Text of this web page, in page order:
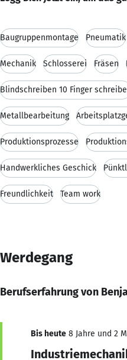
Baugruppenmontage Pneumatik
Mechanik Schlosserei Fräsen
Blindschreiben 10 Finger
Metallbearbeitung
Produktionsprozesse
Handwerkliches Geschick
Freundlichkeit Team work
Werdegang
Berufserfahrung von
Bis heute 8 Jahre und 2